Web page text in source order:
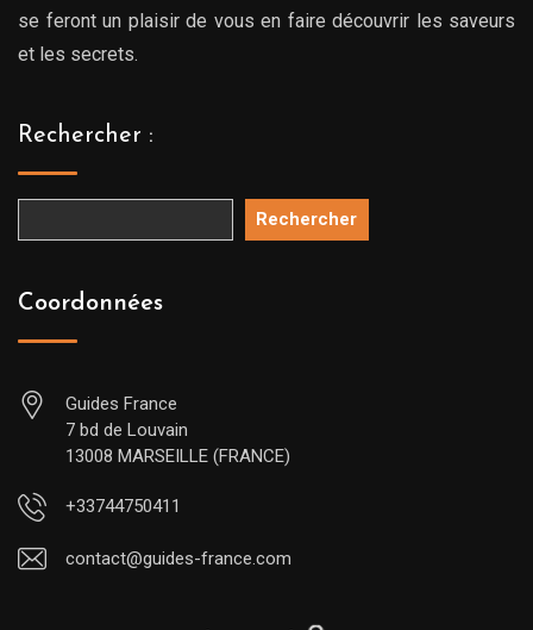
se feront un plaisir de vous en faire découvrir les saveurs
et les secrets.
Rechercher :
Rechercher
Coordonnées
Guides France
7 bd de Louvain
13008 MARSEILLE (FRANCE)
+33744750411
contact@guides-france.com